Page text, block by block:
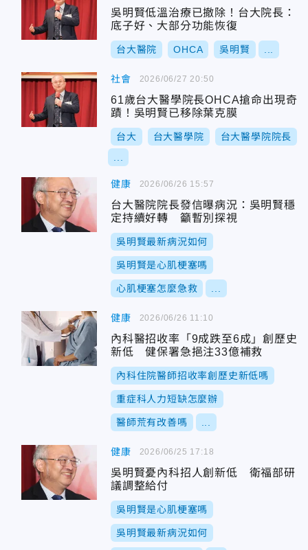
吳明賢低溫治療已撤除！台大院長：
底子好、大部分功能恢復
台大醫院 OHCA 吳明賢
社會
61歲台大醫學院長OHCA搶命出現奇
蹟！吳明賢已移除葉克膜
台大 台大醫學院 台大醫學院院長
2026/06/27 20:50
健康
台大醫院院長發信曝病況：吳明賢穩
定持續好轉 籲暫別探視
吳明賢最新病況如何
吳明賢是心肌梗塞嗎
心肌梗塞怎麼急救
2026/06/26 15:57
健康
內科醫招收率「9成跌至6成」創歷史
新低 健保署急挹注33億補救
內科住院醫師招收率創歷史新低嗎
重症科人力短缺怎麼辦
醫師荒有改善嗎
2026/06/26 11:10
健康
吳明賢憂內科招人創新低 衛福部研
議調整給付
吳明賢是心肌梗塞嗎
吳明賢最新病況如何
2026/06/25 17:18